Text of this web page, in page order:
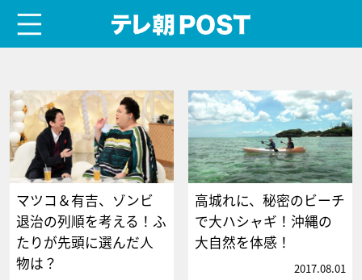
マツコ＆有吉、ゾンビ
退治の列順を考える！ふ
たりが先頭に選んだ人
物は？
高城れに、秘密のビーチ
で大ハシャギ！沖縄の
大自然を体感！
2017.08.01